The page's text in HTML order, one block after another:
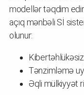
modellər təqdim
açıq mənbəli Sİ
olunur:
Tənzimləmə
Əqli mülkiyyət